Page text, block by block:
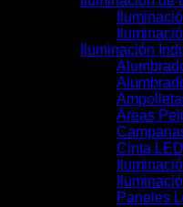
Iluminación
Áreas
Cinta LED
Paneles